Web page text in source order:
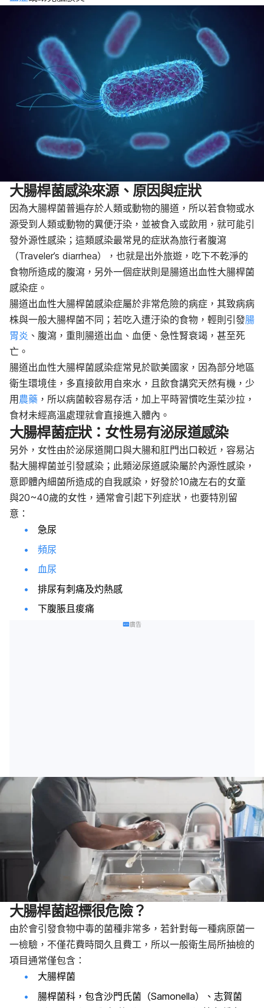
大腸桿菌感染來源、原因與症狀
因為大腸桿菌普遍存於人類或動物的腸道，所以若食物或水
源受到人類或動物的糞便汙染，並被食入或飲用，就可能引
發外源性感染；這類感染最常見的症狀為旅行者腹瀉
（Traveler’s diarrhea），也就是出外旅遊，吃下不乾淨的
食物所造成的腹瀉，另外一個症狀則是腸道出血性大腸桿菌
感染症。
腸道出血性大腸桿菌感染症屬於非常危險的病症，其致病病
株與一般大腸桿菌不同；若吃入遭汙染的食物，輕則引發腸
胃炎 、腹瀉，重則腸道出血、血便、急性腎衰竭，甚至死
亡。
腸道出血性大腸桿菌感染症常見於歐美國家，因為部分地區
衛生環境佳，多直接飲用自來水，且飲食講究天然有機，少
用 農藥 ，所以病菌較容易存活，加上平時習慣吃生菜沙拉，
食材未經高溫處理就會直接進入體內。
大腸桿菌症狀：女性易有泌尿道感染
另外，女性由於泌尿道開口與大腸和肛門出口較近，容易沾
黏大腸桿菌並引發感染；此類泌尿道感染屬於內源性感染，
意即體內細菌所造成的自我感染，好發於10歲左右的女童
與20~40歲的女性，通常會引起下列症狀，也要特別留
意：
急尿
頻尿
血尿
排尿有刺痛及灼熱感
下腹脹且痠痛
廣告
大腸桿菌超標很危險？
由於會引發食物中毒的菌種非常多，若針對每一種病原菌一
一檢驗，不僅花費時間久且費工，所以一般衛生局所抽檢的
項目通常僅包含：
大腸桿菌
腸桿菌科，包含沙門氏菌（Samonella）、志賀菌